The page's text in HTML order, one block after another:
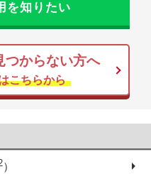
を知りたい
つからない方へ
こちらから
）